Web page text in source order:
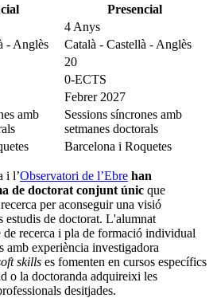
Presencial
4 Anys
- Anglès
Català - Castellà - Anglès
20
0-ECTS
Febrer 2027
amb
Sessions síncrones amb
setmanes doctorals
Barcelona i Roquetes
i l’Observatori de l’Ebre han
de doctorat conjunt únic que
per aconseguir una visió
estudis de doctorat. L'alumnat
de recerca i pla de formació individual
amb experiència investigadora
skills es fomenten en cursos específics
o la doctoranda adquireixi les
desitjades.